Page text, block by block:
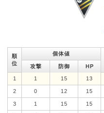
順
位
個体値
攻撃
防御 HP
1 1 15 13
2 0 12 15
3 1 15 15